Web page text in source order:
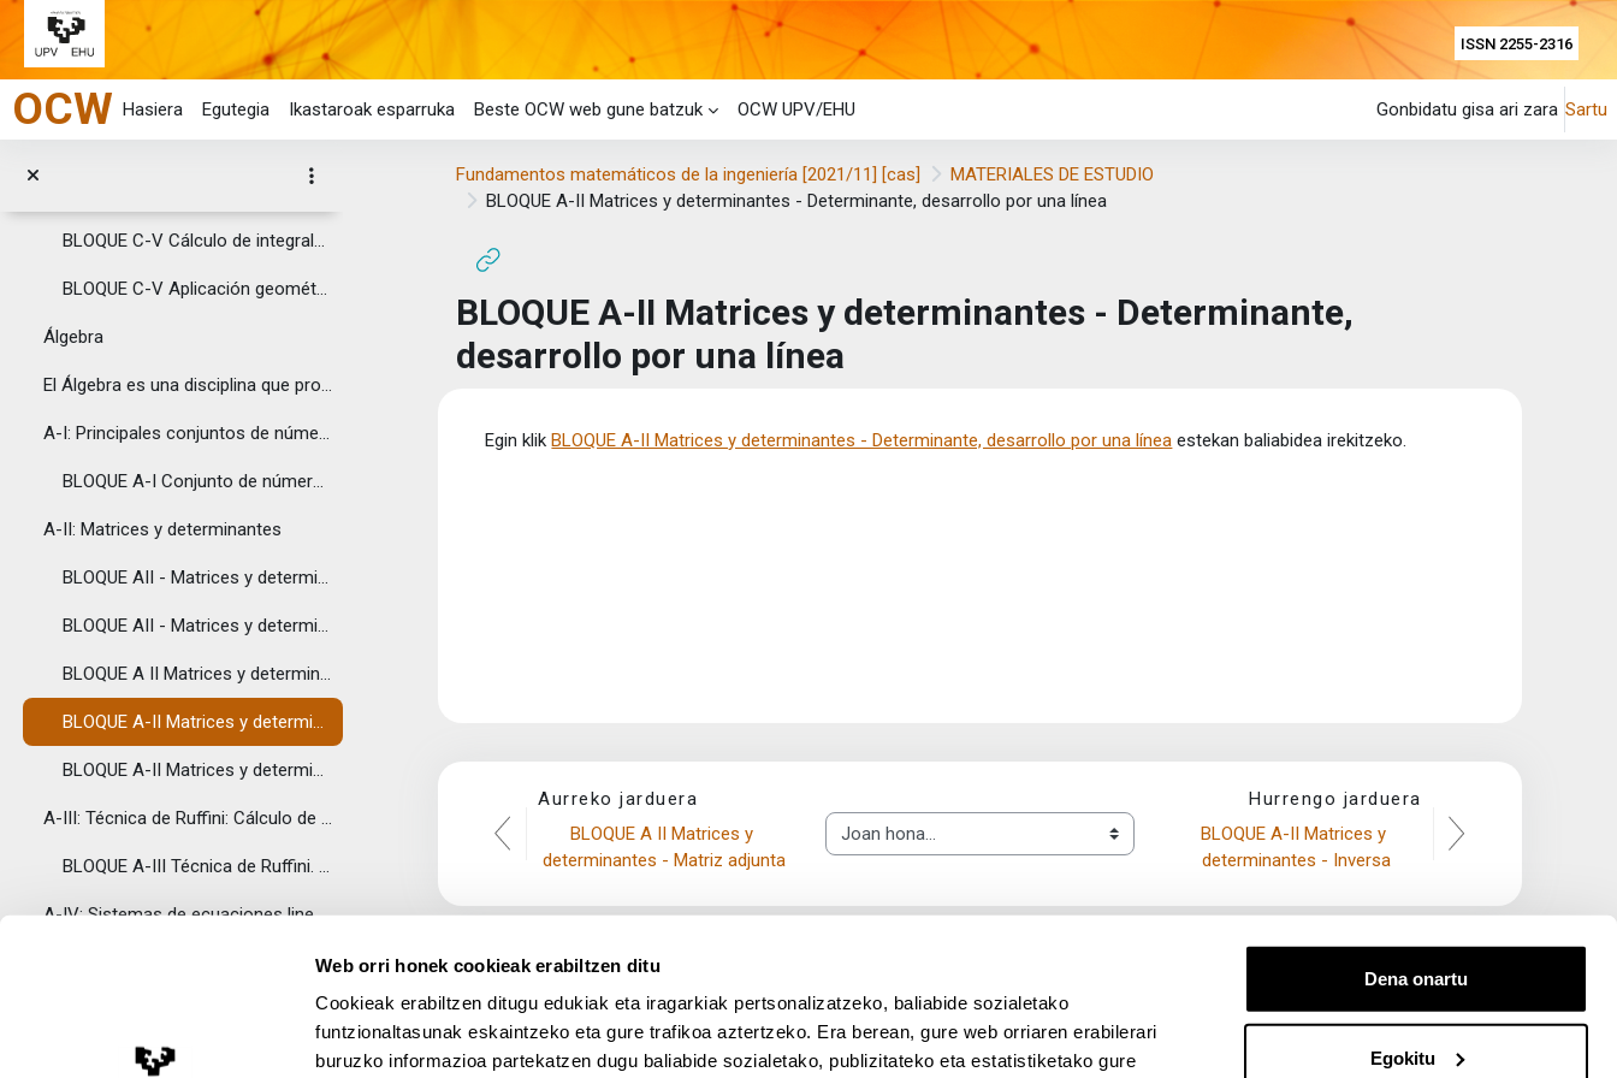
Web orri honek cookieak erabiltzen ditu
Cookieak erabiltzen ditugu edukiak eta iragarkiak pertsonalizatzeko, baliabide sozialetako
funtzionaltasunak eskaintzeko eta gure trafikoa aztertzeko. Era berean, gure web orriaren erabilerari
buruzko informazioa partekatzen dugu baliabide sozialetako, publizitateko eta estatistiketako gure
Dena onartu
Egokitu
ISSN 2255-2316
Joan eduki nagusira zuzenean
OCW Hasiera Egutegia Ikastaroak esparruka Beste OCW web gune batzuk OCW UPV/EHU Gonbidatu gisa ari zara Sartu
BLOQUE C-V Cálculo de integrales básicas - Integración por partes
BLOQUE C-V Cálculo de integrales básicas - Integración de funciones racionales (fracciones simples)
BLOQUE C-V Cálculo de integrales básicas - Integrales Trigonométricas
BLOQUE C-V Aplicación geométrica de la integral definida
Álgebra
El Álgebra es una disciplina que proporciona al ...
A-I: Principales conjuntos de números
BLOQUE A-I Conjunto de números
A-II: Matrices y determinantes
BLOQUE AII - Matrices y determinantes - Rango
BLOQUE AII - Matrices y determinantes - Determinante
BLOQUE A II Matrices y determinantes - Matriz adjunta
BLOQUE A-II Matrices y determinantes - Determinante, desarrollo por una línea
BLOQUE A-II Matrices y determinantes - Inversa
A-III: Técnica de Ruffini: Cálculo de raíces de po...
BLOQUE A-III Técnica de Ruffini. Cálculo de las raíces de un polinomio
A-IV: Sistemas de ecuaciones lineales
BLOQUE A-IV Sistemas de ecuaciones lineales - Sistema compatible determinado (Método de Gauss)
BLOQUE A-IV Sistemas de ecuaciones lineales - Sistema compatible determinado (Regla de Cramer)
BLOQUE A-IV Sistemas de ecuaciones lineales - Sistema compatible indeterminado
Fundamentos matemáticos de la ingeniería [2021/11] [cas]
MATERIALES DE ESTUDIO
BLOQUE A-II Matrices y determinantes - Determinante, desarrollo por una línea
BLOQUE A-II Matrices y determinantes - Determinante,
desarrollo por una línea
Egin klikBLOQUE A-II Matrices y determinantes - Determinante, desarrollo por una línea estekan baliabidea irekitzeko.
Aurreko jarduera
BLOQUE A II Matrices y
determinantes - Matriz adjunta
Joan hona...
Hurrengo jarduera
BLOQUE A-II Matrices y
determinantes - Inversa
Lege Oharra App deskargatu UPV/EHU en Facebook (abre ventana nueva)
UPV/EHU en Twitter (abre ventana nueva)
UPV/EHU en LinkedIn (abre ventana nueva)
UPV/EHU en YouTube (abre ventana nueva)